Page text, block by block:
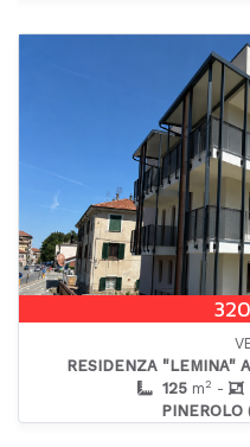
RESIDENZA "LEMINA"
125 m2 -
PINEROLO